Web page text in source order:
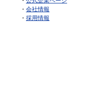
・ 会社情報
・ 採用情報